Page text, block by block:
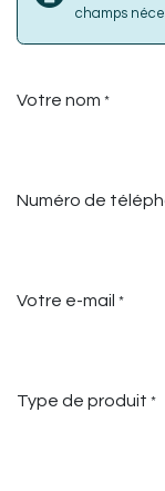
champs
Votre nom *
Numéro de
Votre e-mail *
Type de produit *